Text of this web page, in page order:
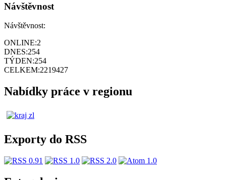
Návštěvnost
Návštěvnost:
ONLINE:2
DNES:254
TÝDEN:254
CELKEM:2219427
Nabídky práce v regionu
Exporty do RSS